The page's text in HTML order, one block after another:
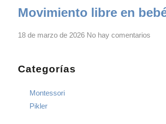
Movimiento libre en
18 de marzo de 2026 No hay comentarios
Categorías
Montessori
Pikler